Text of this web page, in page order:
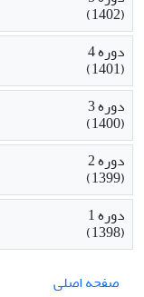
(1402)
دوره 4
(1401)
دوره 3
(1400)
دوره 2
(1399)
دوره 1
(1398)
صفحه اصلی